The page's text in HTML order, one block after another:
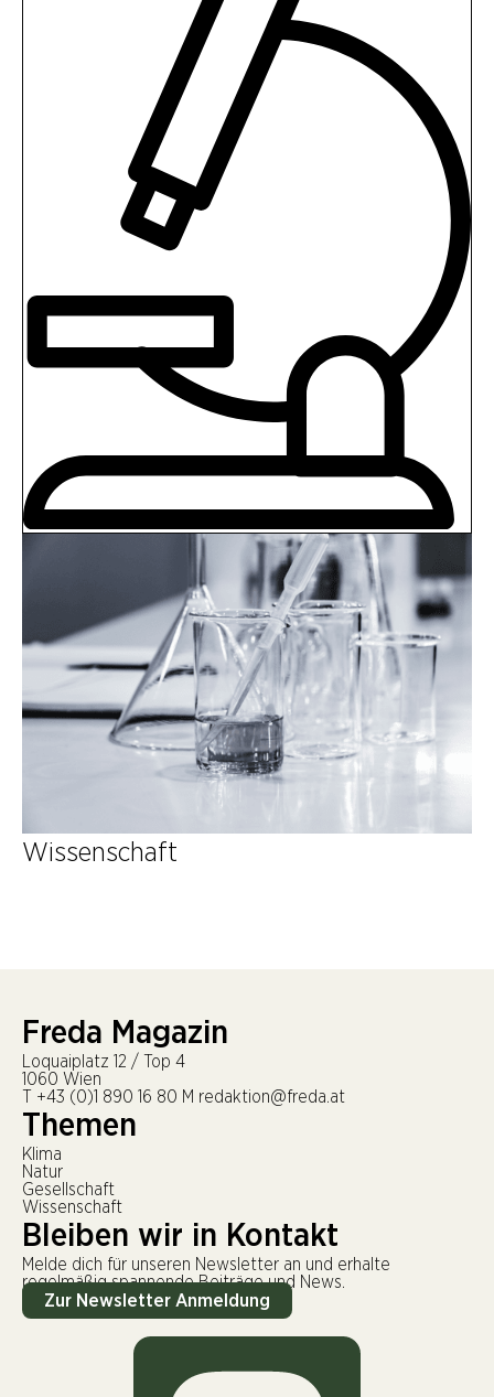
Wissenschaft
Freda Magazin
Loquaiplatz 12 / Top 4
1060 Wien
+43 (0)1 890 16 80 M redaktion@freda.at
Themen
Klima
Natur
Gesellschaft
Wissenschaft
Bleiben wir in Kontakt
Melde dich für unseren Newsletter an und erhalte
regelmäßig spannende Beiträge und News.
Zur Newsletter Anmeldung